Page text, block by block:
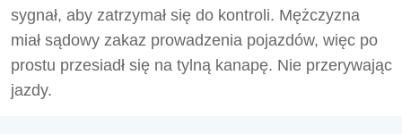
sygnał, aby zatrzymał się do kontroli. Mężczyzna
miał sądowy zakaz prowadzenia pojazdów, więc po
prostu przesiadł się na tylną kanapę. Nie przerywając
jazdy.